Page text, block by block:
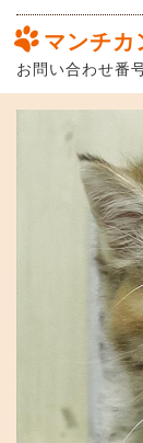
マンチカ
お問い合わせ番